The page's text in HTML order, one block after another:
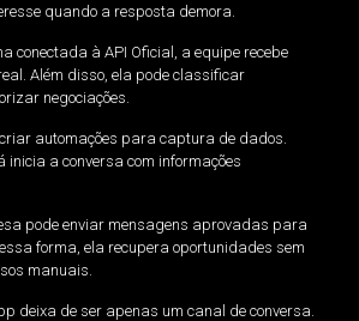
quando a resposta demora.
conectada à API Oficial, a equipe recebe
Além disso, ela pode classificar
negociações.
automações para captura de dados.
inicia a conversa com informações
pode enviar mensagens aprovadas para
forma, ela recupera oportunidades sem
manuais.
deixa de ser apenas um canal de conversa.